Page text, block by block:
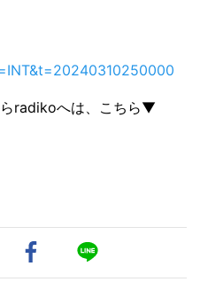
らradikoへは、こちら▼